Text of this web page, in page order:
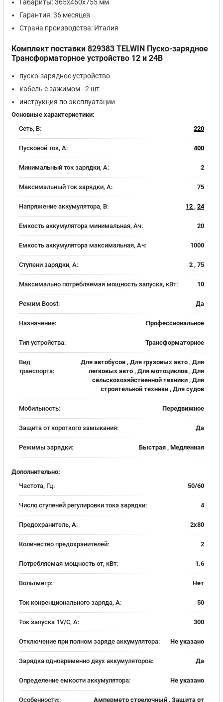
Габариты: 365х460х755 мм
Гарантия: 36 месяцев
Страна производства: Италия
Комплект поставки 829383 TELWIN Пуско-зарядное
Трансформаторное устройство 12 и 24В
пуско-зарядное устройство
кабель с зажимом - 2 шт
инструкция по эксплуатации
Основные характеристики:
Сеть, В:
220
Пусковой ток, A: 400
Минимальный ток зарядки, А: 2
Максимальный ток зарядки, А: 75
Напряжение аккумулятора, В: 12 , 24
Емкость аккумулятора минимальная, Ач: 20
Емкость аккумулятора максимальная, Ач: 1000
Ступени зарядки, А: 2 , 75
Максимально потребляемая мощность запуска, кВт: 10
Режим Boost: Да
Назначение: Профессиональное
Тип устройства: Трансформаторное
Вид
транспорта:
Для автобусов , Для грузовых авто , Для
легковых авто , Для мотоциклов , Для
сельскохозяйственной техники , Для
строительной техники , Для судов
Мобильность: Передвижное
Защита от короткого замыкания: Да
Режимы зарядки: Быстрая , Медленная
Дополнительно:
Частота, Гц:
50/60
Число ступеней регулировки тока зарядки: 4
Предохранитель, А: 2х80
Количество предохранителей: 2
Потребляемая мощность от, кВт: 1.6
Вольтметр: Нет
Ток конвенционального заряда, А: 50
Ток запуска 1V/C, А: 300
Отключение при полном заряде аккумулятора: Не указано
Зарядка одновременно двух аккумуляторов: Да
Определение емкости аккумулятора: Не указано
Особенности::
Амперметр стрелочный , Защита от